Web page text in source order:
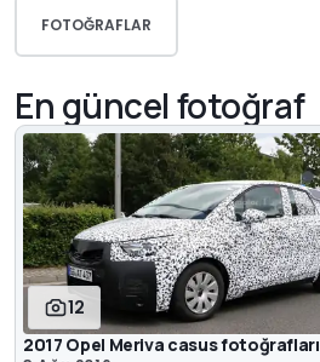
FOTOĞRAFLAR
En güncel fotoğraf
12
2017 Opel Meriva casus fotoğrafları